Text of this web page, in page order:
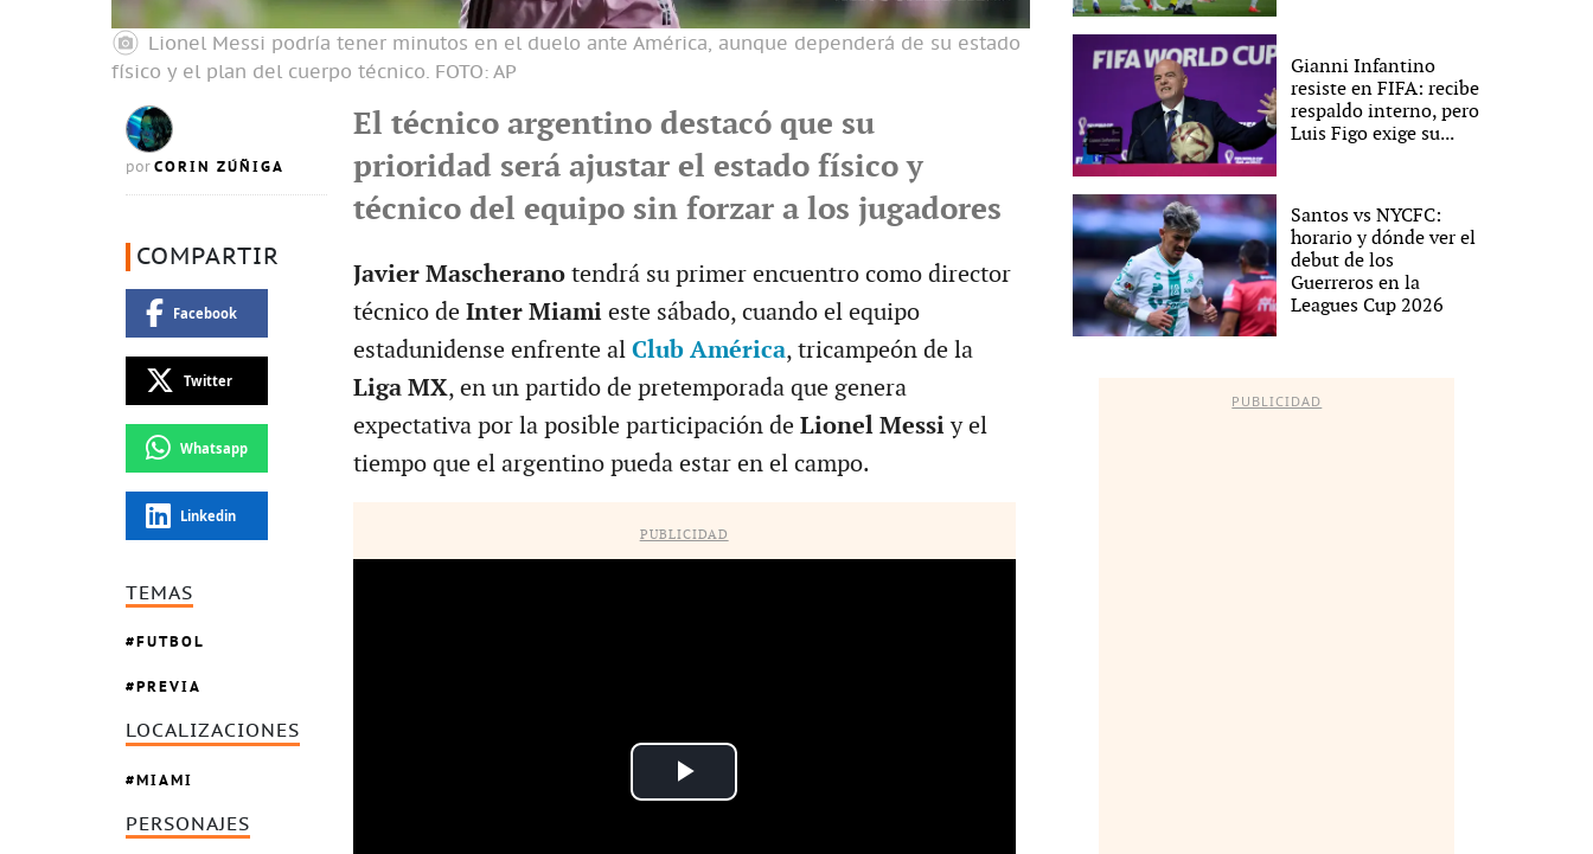
Lionel Messi podría tener minutos en el duelo ante América, aunque dependerá de su estado
físico y el plan del cuerpo técnico. FOTO: AP
por CORIN ZÚÑIGA
COMPARTIR
Facebook
Twitter
Whatsapp
Linkedin
TEMAS
FUTBOL
PREVIA
LOCALIZACIONES
MIAMI
PERSONAJES
El técnico argentino destacó que su
prioridad será ajustar el estado físico y
técnico del equipo sin forzar a los jugadores
Javier Mascheranotendrá su primer encuentro como director
técnico deInter Miamieste sábado, cuando el equipo
estadunidense enfrente al Club América, tricampeón de la
Liga MX, en un partido de pretemporada que genera
expectativa por la posible participación de Lionel Messiy el
tiempo que el argentino pueda estar en el campo.
PUBLICIDAD
Gianni Infantino
resiste en FIFA: recibe
respaldo interno, pero
Luis Figo exige su...
Santos vs NYCFC:
horario y dónde ver el
debut de los
Guerreros en la
Leagues Cup 2026
PUBLICIDAD